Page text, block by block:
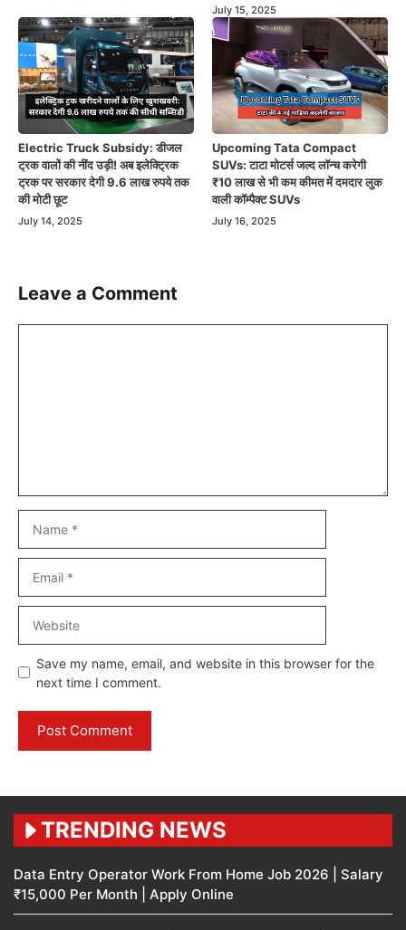
July 15, 2025
Electric Truck Subsidy: डीजल
ट्रक वालों की नींद उड़ी! अब इलेक्ट्रिक
ट्रक पर सरकार देगी 9.6 लाख रुपये तक
की मोटी छूट
July 14, 2025
Upcoming Tata Compact
SUVs: टाटा मोटर्स जल्द लॉन्च करेगी
₹10 लाख से भी कम कीमत में दमदार लुक
वाली कॉम्पैक्ट SUVs
July 16, 2025
Leave a Comment
Save my name, email, and website in this browser for the
next time I comment.
TRENDING NEWS
Data Entry Operator Work From Home Job 2026 | Salary
₹15,000 Per Month | Apply Online